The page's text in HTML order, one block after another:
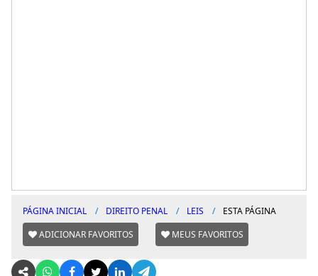
PÁGINA INICIAL DIREITO PENAL LEIS
ESTA PÁGINA
ADICIONAR FAVORITOS
MEUS FAVORITOS